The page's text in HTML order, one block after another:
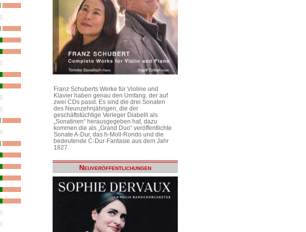
Franz Schuberts Werke für Violine und
Klavier haben genau den Umfang, der auf
zwei CDs passt. Es sind die drei Sonaten
des Neunzehnjährigen, die der
geschäftstüchtige Verleger Diabelli als
„Sonatinen“ herausgegeben hat, dazu
kommen die als „Grand Duo“ veröffentlichte
Sonate A-Dur, das h-Moll-Rondo und die
bedeutende C-Dur-Fantasie aus dem Jahr
1827.
Neuveröffentlichungen